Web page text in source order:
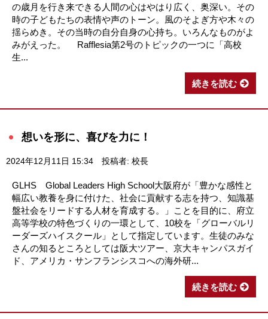
の歳月を行き来できる人間の心はやはり広く、奥深い。その
時の子どもたちの表情や声のトーン。風のそよぎ方や木々の
揺らめき。その当時の自分自身の心持ち。いろんなものがよ
みがえった。 Rafflesia第2号のトピックの一つに「高校
生...
続きを読む
想いを形に、喜びを力に！
2024年12月11日 15:34 投稿者: 校長
GLHS Global Leaders High School大阪府が「豊かな感性と
幅広い教養を身に付けた、社会に貢献する志を持つ、知識基
盤社会をリードする人材を育成する。」ことを目的に、府立
高等学校の特色づくりの一環として、10校を「グローバルリ
ーダーズハイスクール」として指定しています。生徒のみな
さんの知るところとしては阪大ツアー、京大キャンパスガイ
ド、アメリカ・サンフランシスコへの海外研...
続きを読む